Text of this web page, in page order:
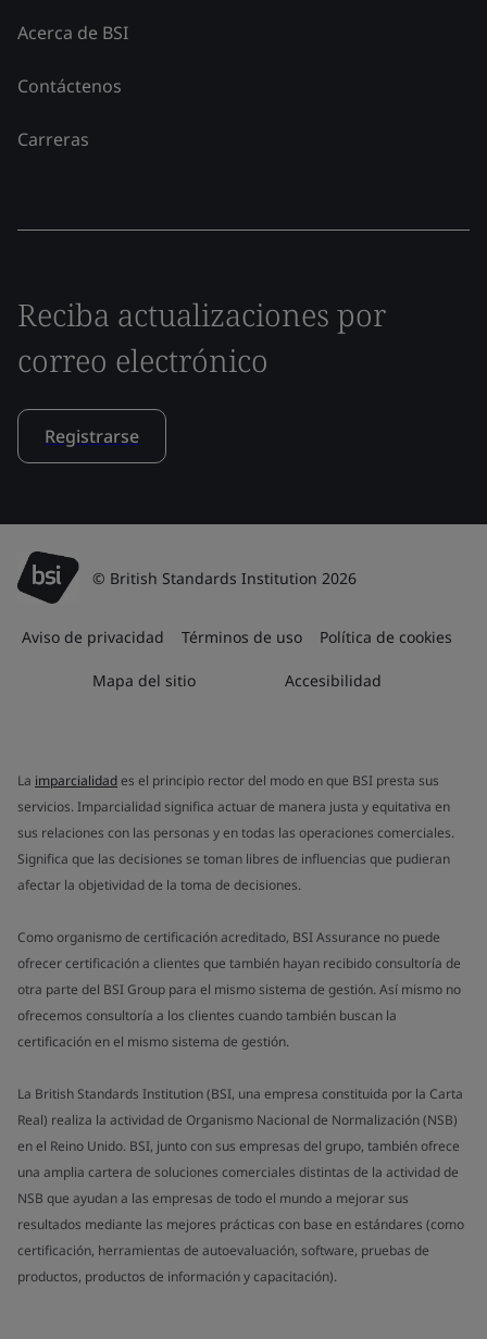
Acerca de BSI
Contáctenos
Carreras
Reciba actualizaciones por
correo electrónico
Registrarse
© British Standards Institution 2026
Aviso de privacidad Términos de uso Política de cookies
Mapa del sitio Accesibilidad
La imparcialidades el principio rector del modo en que BSI presta sus
servicios. Imparcialidad significa actuar de manera justa y equitativa en
sus relaciones con las personas y en todas las operaciones comerciales.
Significa que las decisiones se toman libres de influencias que pudieran
afectar la objetividad de la toma de decisiones.
Como organismo de certificación acreditado, BSI Assurance no puede
ofrecer certificación a clientes que también hayan recibido consultoría de
otra parte del BSI Group para el mismo sistema de gestión. Así mismo no
ofrecemos consultoría a los clientes cuando también buscan la
certificación en el mismo sistema de gestión.
La British Standards Institution (BSI, una empresa constituida por la Carta
Real) realiza la actividad de Organismo Nacional de Normalización (NSB)
en el Reino Unido. BSI, junto con sus empresas del grupo, también ofrece
una amplia cartera de soluciones comerciales distintas de la actividad de
NSB que ayudan a las empresas de todo el mundo a mejorar sus
resultados mediante las mejores prácticas con base en estándares (como
certificación, herramientas de autoevaluación, software, pruebas de
productos, productos de información y capacitación).